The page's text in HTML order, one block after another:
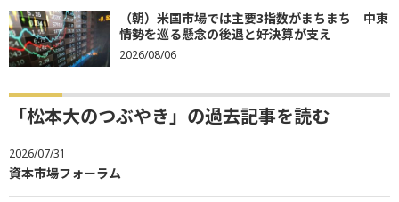
（朝）米国市場では主要3指数がまちまち 中東
情勢を巡る懸念の後退と好決算が支え
2026/08/06
「松本大のつぶやき」の過去記事を読む
2026/07/31
資本市場フォーラム